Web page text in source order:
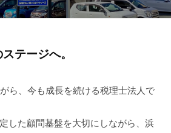
テージへ。
ら、今も成長を続ける税理士法人で
した顧問基盤を大切にしながら、浜